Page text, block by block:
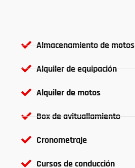
Almacenamiento de motos
Alquiler de equipación
Alquiler de motos
Box de avituallamiento
Cronometraje
Cursos de conducción